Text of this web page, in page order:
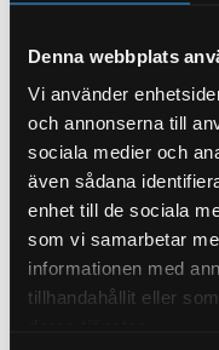
Denna webbplats
Vi använder
och annonserna till
sociala medier och
även sådana
enhet till de sociala
som vi samarbetar
informationen med
tillhandahållit eller
•Komma ihåg dina
•Analysera trafik
på dina intressen.